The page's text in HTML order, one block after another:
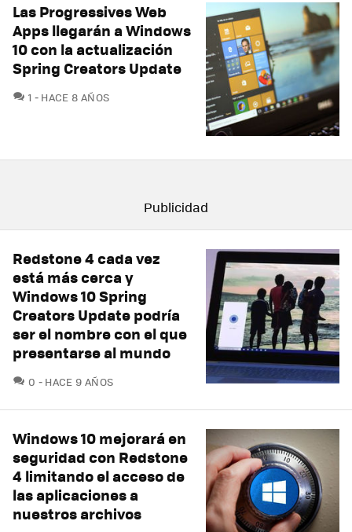
Las Progressives Web
Apps llegarán a Windows
10 con la actualización
Spring Creators Update
1 COMENTARIOS
HACE 8 AÑOS
Redstone 4 cada vez
está más cerca y
Windows 10 Spring
Creators Update podría
ser el nombre con el que
presentarse al mundo
0 COMENTARIOS
HACE 9 AÑOS
Windows 10 mejorará en
seguridad con Redstone
4 limitando el acceso de
las aplicaciones a
nuestros archivos